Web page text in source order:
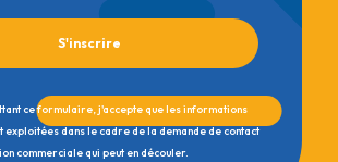
ce formulaire, j'accepte que les informations
exploitées dans le cadre de la demande de contact
commerciale qui peut en découler.